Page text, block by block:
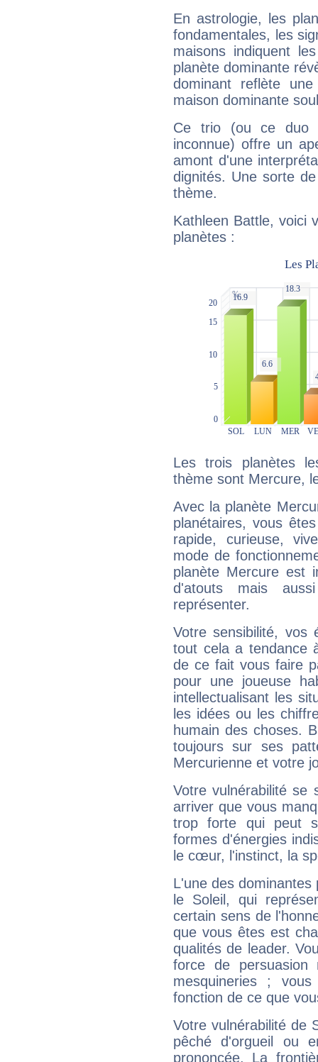
En astrologie, les
fondamentales, les
maisons indiquent
planète dominante
dominant reflète
maison dominante
Ce trio (ou ce duo
inconnue) offre un
amont d'une
dignités. Une sorte
thème.
Kathleen Battle, voici
planètes :
Les trois planètes
thème sont Mercure,
Avec la planète
planétaires, vous
rapide, curieuse,
mode de
planète Mercure est
d'atouts mais
représenter.
Votre sensibilité,
tout cela a tendance
de ce fait vous faire
pour une joueuse
intellectualisant les
les idées ou les
humain des choses.
toujours sur ses
Mercurienne et votre
Votre vulnérabilité se
arriver que vous
trop forte qui peut
formes d'énergies
le cœur, l'instinct, la
L'une des
le Soleil, qui
certain sens de
que vous êtes est
qualités de leader.
force de
mesquineries ;
fonction de ce que
Votre vulnérabilité de
pêché d'orgueil ou
prononcée. La